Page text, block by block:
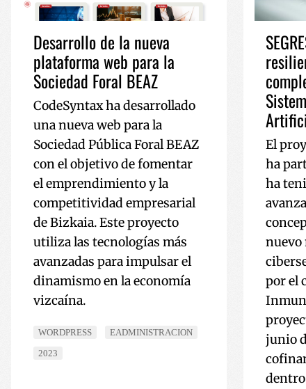
Desarrollo de la nueva
plataforma web para la
Sociedad Foral BEAZ
CodeSyntax ha desarrollado
una nueva web para la
Sociedad Pública Foral BEAZ
con el objetivo de fomentar
el emprendimiento y la
competitividad empresarial
de Bizkaia. Este proyecto
utiliza las tecnologías más
avanzadas para impulsar el
dinamismo en la economía
vizcaína.
WORDPRESS
EADMINISTRACION
2023
El
ha
ha
nuevo
por el
junio